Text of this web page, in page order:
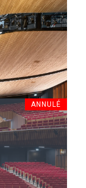
ANNULÉ